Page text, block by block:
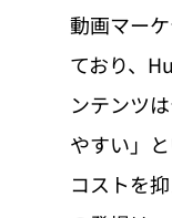
動画マー
ており、
ンテンツ
やすい」
コストを